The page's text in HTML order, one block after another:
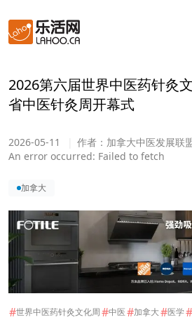
2026第六届世界中医药针灸
省中医针灸周开幕式
2026-05-11 作者： 加拿大中医发展联
An error occurred: Failed to fetch
加拿大
#世界中医药针灸文化周#中医#加拿大#医学#